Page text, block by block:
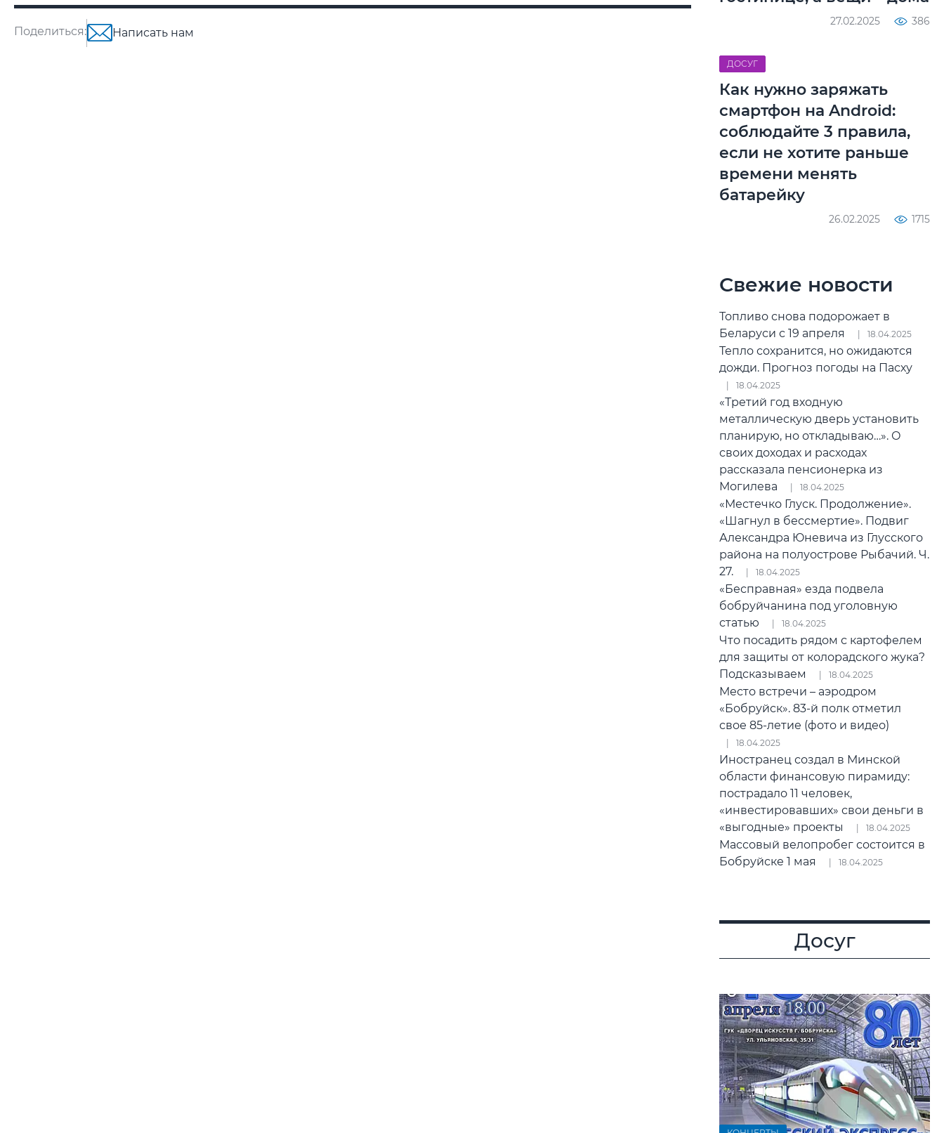
Поделиться: Написать нам
27.02.2025 386
ДОСУГ
Как нужно заряжать
смартфон на Android:
соблюдайте 3 правила,
если не хотите раньше
времени менять
батарейку
26.02.2025 1715
Свежие новости
Топливо снова подорожает в
Беларуси с 19 апреля
18.04.2025
Тепло сохранится, но ожидаются
дожди. Прогноз погоды на Пасху
18.04.2025
«Третий год входную
металлическую дверь установить
планирую, но откладываю…». О
своих доходах и расходах
рассказала пенсионерка из
Могилева
18.04.2025
«Местечко Глуск. Продолжение».
«Шагнул в бессмертие». Подвиг
Александра Юневича из Глусского
района на полуострове Рыбачий. Ч.
27.
18.04.2025
«Бесправная» езда подвела
бобруйчанина под уголовную
статью
18.04.2025
Что посадить рядом с картофелем
для защиты от колорадского жука?
Подсказываем
18.04.2025
Место встречи – аэродром
«Бобруйск». 83-й полк отметил
свое 85-летие (фото и видео)
18.04.2025
Иностранец создал в Минской
области финансовую пирамиду:
пострадало 11 человек,
«инвестировавших» свои деньги в
«выгодные» проекты
18.04.2025
Массовый велопробег состоится в
Бобруйске 1 мая
18.04.2025
Досуг